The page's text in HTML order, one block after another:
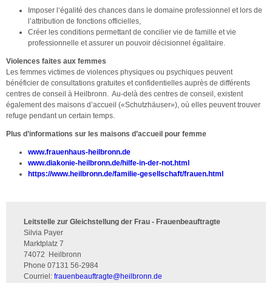
Imposer l‘égalité des chances dans le domaine professionnel et lors de
l’attribution de fonctions officielles,
Créer les conditions permettant de concilier vie de famille et vie
professionnelle et assurer un pouvoir décisionnel égalitaire.
Violences faites aux femmes
Les femmes victimes de violences physiques ou psychiques peuvent
bénéficier de consultations gratuites et confidentielles auprès de différents
centres de conseil à Heilbronn. Au-delà des centres de conseil, existent
également des maisons d’accueil («Schutzhäuser»), où elles peuvent trouver
refuge pendant un certain temps.
Plus d’informations sur les maisons d’accueil pour femme
www.frauenhaus-heilbronn.de
www.diakonie-heilbronn.de/hilfe-in-der-not.html
https://www.heilbronn.de/familie-gesellschaft/frauen.html
Leitstelle zur Gleichstellung der Frau - Frauenbeauftragte
Silvia Payer
Marktplatz 7
74072
Heilbronn
Phone 07131 56-2984
Courriel: frauenbeauftragte@heilbronn.de